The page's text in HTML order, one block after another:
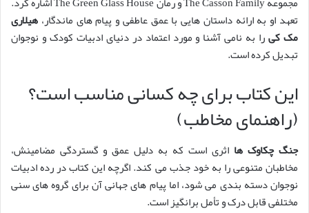
تعهد او به ارائه داستان هایی با عمق عاطفی و پیام های ماندگار، هیلاری
مک کیرا به نامی آشنا و مورد اعتماد در دنیای ادبیات کودک و نوجوان
تبدیل کرده است.
این کتاب برای چه کسانی مناسب است؟
(راهنمای مخاطب)
جنگ چکاوک ها اثری است که به دلیل عمق و گستردگی مضامینش،
مخاطبان متنوعی را به خود جذب می کند. اگرچه این کتاب در رده ادبیات
نوجوان دسته بندی می شود، اما پیام های جهانی آن برای گروه های سنی
مختلفی قابل درک و تأمل برانگیز است.